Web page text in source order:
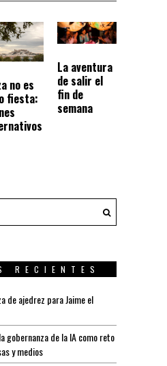
no es
fiesta:
La aventura
de salir el
fin de
semana
RECIENTES
de ajedrez para Jaime el
gobernanza de la IA como reto
y medios